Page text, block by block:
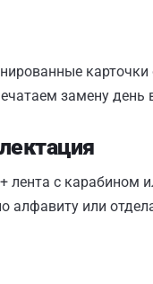
замену
с карабином
или